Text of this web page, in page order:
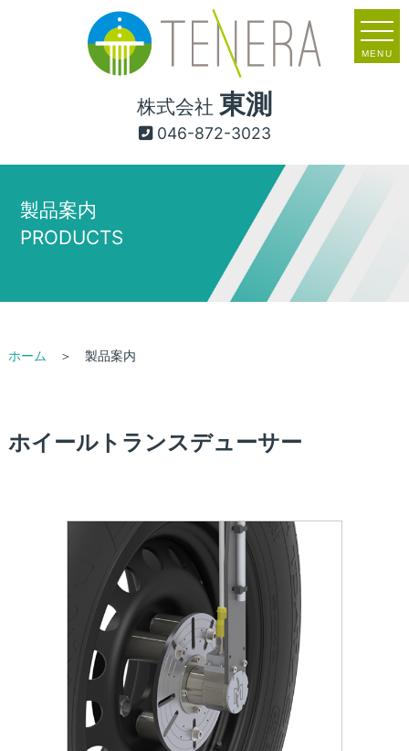
株式会社 東測
046-872-3023
MENU
製品案内
PRODUCTS
ホーム ＞ 製品案内
ホイールトランスデューサー